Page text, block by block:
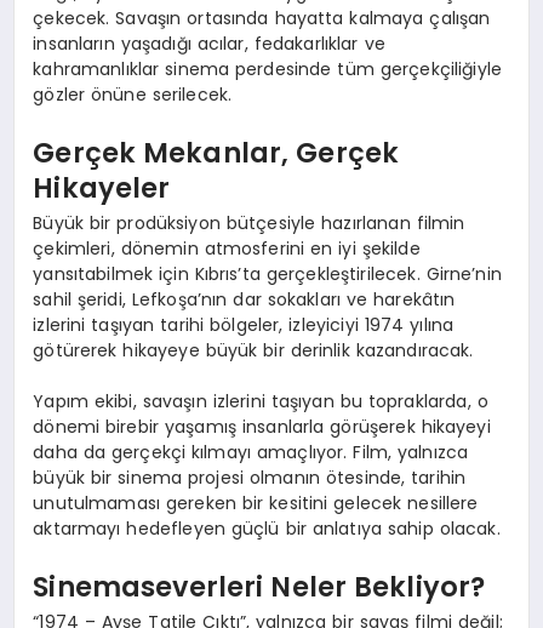
çekecek. Savaşın ortasında hayatta kalmaya çalışan
insanların yaşadığı acılar, fedakarlıklar ve
kahramanlıklar sinema perdesinde tüm gerçekçiliğiyle
gözler önüne serilecek.
Gerçek Mekanlar, Gerçek
Hikayeler
Büyük bir prodüksiyon bütçesiyle hazırlanan filmin
çekimleri, dönemin atmosferini en iyi şekilde
yansıtabilmek için Kıbrıs’ta gerçekleştirilecek. Girne’nin
sahil şeridi, Lefkoşa’nın dar sokakları ve harekâtın
izlerini taşıyan tarihi bölgeler, izleyiciyi 1974 yılına
götürerek hikayeye büyük bir derinlik kazandıracak.
Yapım ekibi, savaşın izlerini taşıyan bu topraklarda, o
dönemi birebir yaşamış insanlarla görüşerek hikayeyi
daha da gerçekçi kılmayı amaçlıyor. Film, yalnızca
büyük bir sinema projesi olmanın ötesinde, tarihin
unutulmaması gereken bir kesitini gelecek nesillere
aktarmayı hedefleyen güçlü bir anlatıya sahip olacak.
Sinemaseverleri Neler Bekliyor?
“1974 – Ayşe Tatile Çıktı”, yalnızca bir savaş filmi değil;